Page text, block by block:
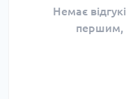
Немає
першим,